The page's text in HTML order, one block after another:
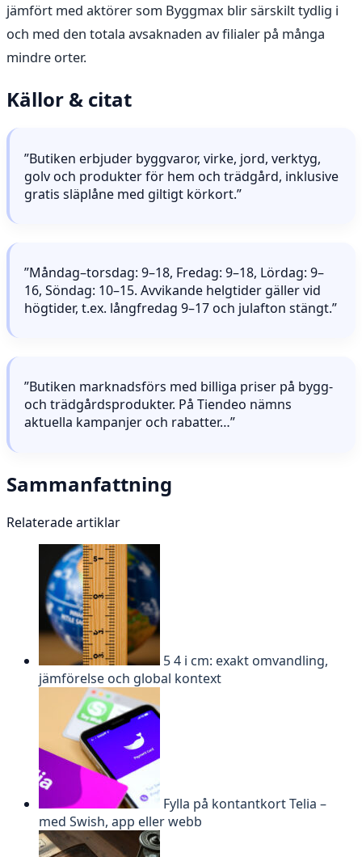
jämfört med aktörer som Byggmax blir särskilt tydlig i
och med den totala avsaknaden av filialer på många
mindre orter.
Källor & citat
”Butiken erbjuder byggvaror, virke, jord, verktyg,
golv och produkter för hem och trädgård, inklusive
gratis släplåne med giltigt körkort.”
”Måndag–torsdag: 9–18, Fredag: 9–18, Lördag: 9–
16, Söndag: 10–15. Avvikande helgtider gäller vid
högtider, t.ex. långfredag 9–17 och julafton stängt.”
”Butiken marknadsförs med billiga priser på bygg-
och trädgårdsprodukter. På Tiendeo nämns
aktuella kampanjer och rabatter…”
Sammanfattning
Relaterade artiklar
5 4 i cm: exakt omvandling,
jämförelse och global kontext
Fylla på kontantkort Telia –
med Swish, app eller webb